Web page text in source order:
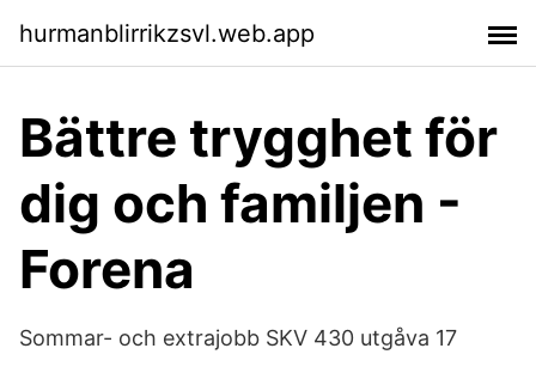
hurmanblirrikzsvl.web.app
Bättre trygghet för
dig och familjen -
Forena
Sommar- och extrajobb SKV 430 utgåva 17